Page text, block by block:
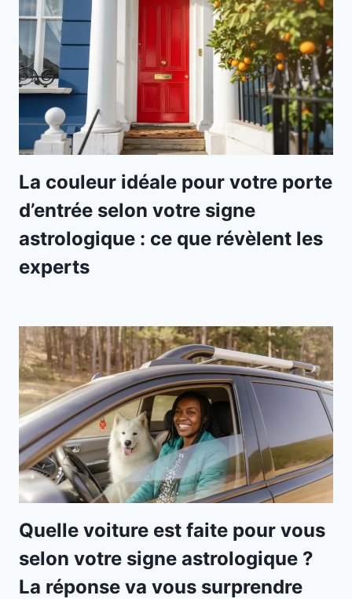
La couleur idéale pour votre porte
d’entrée selon votre signe
astrologique : ce que révèlent les
experts
Quelle voiture est faite pour vous
selon votre signe astrologique ?
La réponse va vous surprendre